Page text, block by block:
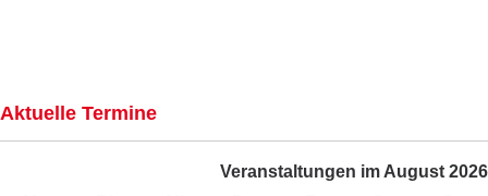
Aktuelle Termine
Veranstaltungen im August 2026